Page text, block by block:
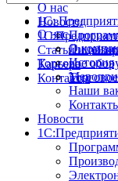
О нас
Новости
Статьи и
Карьера
Контакты
1С:
Торговое
О нас
О
История
Наши
Новости